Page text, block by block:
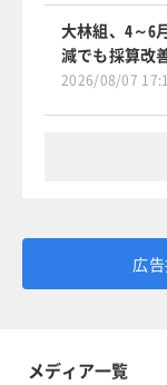
大林組、4～6
減でも採算改
2026/08/07
広
メディア一覧